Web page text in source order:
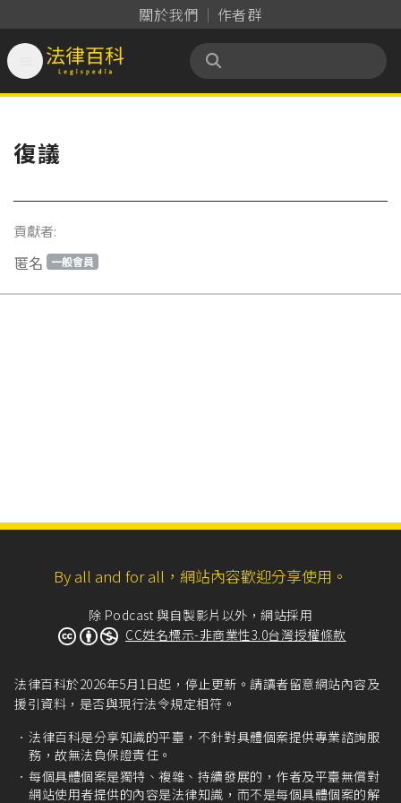
關於我們 作者群
法律百科 Legispedia
復議
貢獻者:
匿名 一般會員
By all and for all，網站內容歡迎分享使用。
除 Podcast 與自製影片以外，網站採用
CC姓名標示-非商業性3.0台灣授權條款
法律百科於2026年5月1日起，停止更新。請讀者留意網站內容及
援引資料，是否與現行法令規定相符。
法律百科是分享知識的平臺，不針對具體個案提供專業諮詢服
務，故無法負保證責任。
每個具體個案是獨特、複雜、持續發展的，作者及平臺無償對
網站使用者提供的內容是法律知識，而不是每個具體個案的解